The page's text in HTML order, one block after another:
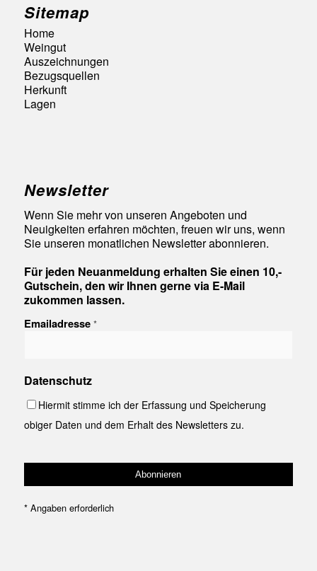
Sitemap
Home
Weingut
Auszeichnungen
Bezugsquellen
Herkunft
Lagen
Newsletter
Wenn Sie mehr von unseren Angeboten und
Neuigkeiten erfahren möchten, freuen wir uns, wenn
Sie unseren monatlichen Newsletter abonnieren.
Für jeden Neuanmeldung erhalten Sie einen 10,-
Gutschein, den wir Ihnen gerne via E-Mail
zukommen lassen.
Emailadresse *
Datenschutz
Hiermit stimme ich der Erfassung und Speicherung
obiger Daten und dem Erhalt des Newsletters zu.
*Angaben erforderlich